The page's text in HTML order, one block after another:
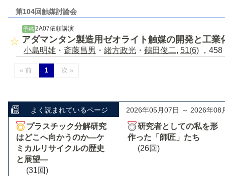
第104回触媒討論会
予稿 2A07依頼講演
アダマンタン製造用ゼオライト触媒の開発と工業
小島明雄 ・ 斎藤昌男 ・ 緒方政光 ・ 鶴田俊二, 51(6) ，
« 前 1 次 »
よく読まれているページ 2026年05月07日 ～ 2026年08
プラスチック分解研究
はどこへ向かうのか―ケ
ミカルリサイクルの歴史
と展望―
(31回)
研究者としての私を形
作った「師匠」たち
(26回)